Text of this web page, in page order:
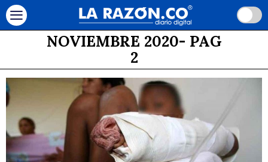
NOVIEMBRE 2020- PAG
2